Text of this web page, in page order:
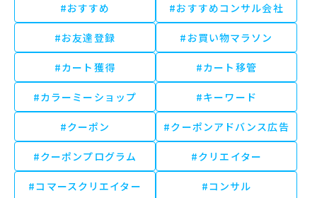
#おすすめ #おすすめコンサル会社
#お友達登録 #お買い物マラソン
#カート獲得 #カート移管
#カラーミーショップ #キーワード
#クーポン #クーポンアドバンス広告
#クーポンプログラム #クリエイター
#コマースクリエイター #コンサル